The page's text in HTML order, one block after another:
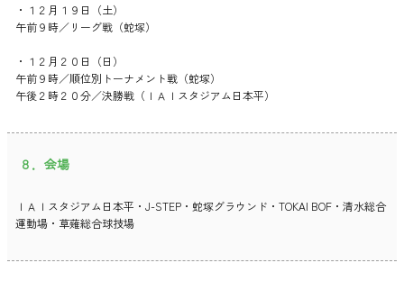
・１２月１９日（土）
午前９時／リーグ戦（蛇塚）
・１２月２０日（日）
午前９時／順位別トーナメント戦（蛇塚）
午後２時２０分／決勝戦（ＩＡＩスタジアム日本平）
８．会場
ＩＡＩスタジアム日本平・J-STEP・蛇塚グラウンド・TOKAI BOF・清水総合
運動場・草薙総合球技場